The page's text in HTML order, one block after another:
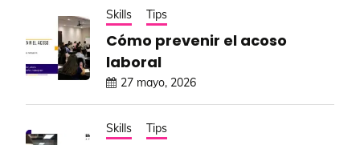
Skills Tips
Cómo prevenir el acoso
laboral
27 mayo, 2026
Skills Tips